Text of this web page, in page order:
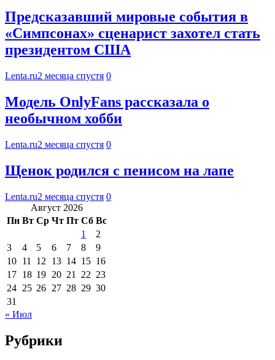
Предсказавший мировые события в
«Симпсонах» сценарист захотел стать
президентом США
Lenta.ru2 месяца спустя 0
Модель OnlyFans рассказала о
необычном хобби
Lenta.ru2 месяца спустя 0
Щенок родился с пенисом на лапе
Lenta.ru2 месяца спустя 0
Август 2026
Пн Вт Ср Чт Пт Сб Вс
1
2
3
4 5 6 7 8
9
10 11 12 13 14 15 16
17 18 19 20 21 22 23
24 25 26 27 28 29 30
31
« Июл
Рубрики